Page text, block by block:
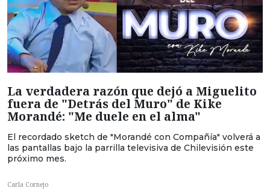
La verdadera razón que dejó a Miguelito
fuera de "Detrás del Muro" de Kike
Morandé: "Me duele en el alma"
El recordado sketch de "Morandé con Compañía" volverá a
las pantallas bajo la parrilla televisiva de Chilevisión este
próximo mes.
Carla Cornejo